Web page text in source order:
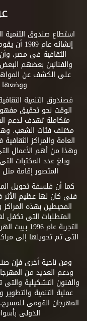
استطاع صندوق التنمية
إنشائه
الثقافية فى مصر،
والفنانين بعضهم
على الكشف عن
ووضعها
فصندوق التنمية
الوقت نحو تحقيق
متكاملة تهدف لدعم
مختلف فئات الشعب.
العامة والمراكز
وهذا من أهم الأعمال
وبلغ عدد المكتبات
المتصور إقامة مثل
كما أن فلسفة تحويل
فنى كان لها عظيم
المحيطين بهذه
المتطلبات التى تكفل
التجربة
ومن ناحية أخرى فإن
ودعم العديد من
والفنون التشكيلية
عملية التنمية
المهرجان القومى
الدولى